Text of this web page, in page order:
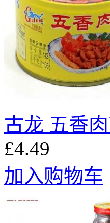
古龙 五香
£4.49
加入购物车